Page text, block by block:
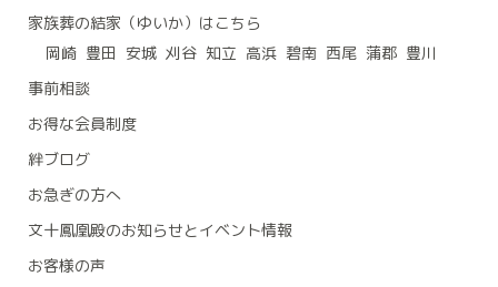
家族葬の結家（ゆいか）はこちら
岡崎 豊田 安城 刈谷 知立 高浜 碧南 西尾 蒲郡 豊川
事前相談
お得な会員制度
絆ブログ
お急ぎの方へ
文十鳳凰殿のお知らせとイベント情報
お客様の声